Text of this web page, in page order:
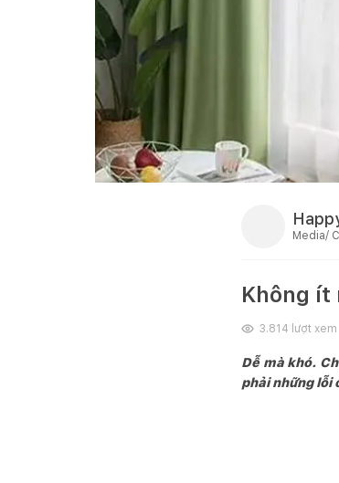
Media/
Không ít
3.814 lượt xem
Dễ mà khó.
phải những lỗi